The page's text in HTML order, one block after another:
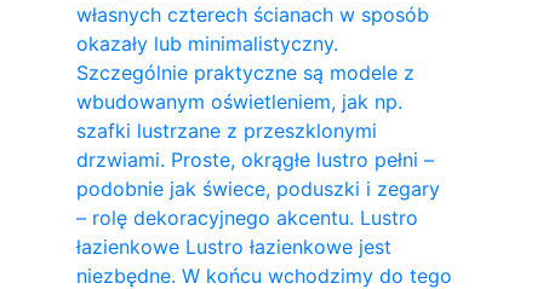
własnych czterech ścianach w sposób
okazały lub minimalistyczny.
Szczególnie praktyczne są modele z
wbudowanym oświetleniem, jak np.
szafki lustrzane z przeszklonymi
drzwiami. Proste, okrągłe lustro pełni –
podobnie jak świece, poduszki i zegary
– rolę dekoracyjnego akcentu. Lustro
łazienkowe Lustro łazienkowe jest
niezbędne. W końcu wchodzimy do tego